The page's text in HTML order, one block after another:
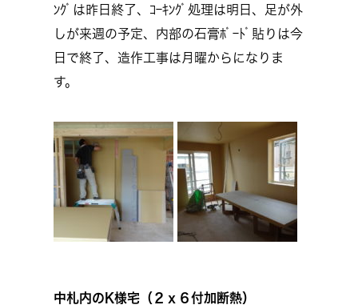
ﾝｸﾞは昨日終了、ｺｰｷﾝｸﾞ処理は明日、足が外
しが来週の予定、内部の石膏ﾎﾞｰﾄﾞ貼りは今
日で終了、造作工事は月曜からになりま
す。
中札内のK様宅（２ｘ６付加断熱）